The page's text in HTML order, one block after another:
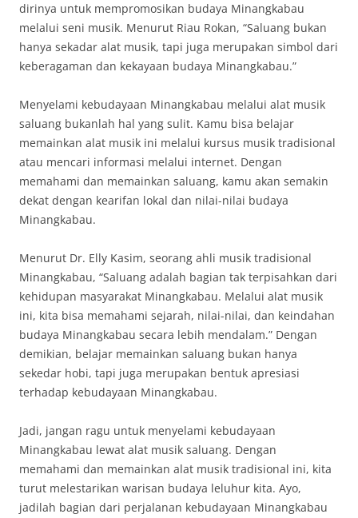
dirinya untuk mempromosikan budaya Minangkabau
melalui seni musik. Menurut Riau Rokan, “Saluang bukan
hanya sekadar alat musik, tapi juga merupakan simbol dari
keberagaman dan kekayaan budaya Minangkabau.”
Menyelami kebudayaan Minangkabau melalui alat musik
saluang bukanlah hal yang sulit. Kamu bisa belajar
memainkan alat musik ini melalui kursus musik tradisional
atau mencari informasi melalui internet. Dengan
memahami dan memainkan saluang, kamu akan semakin
dekat dengan kearifan lokal dan nilai-nilai budaya
Minangkabau.
Menurut Dr. Elly Kasim, seorang ahli musik tradisional
Minangkabau, “Saluang adalah bagian tak terpisahkan dari
kehidupan masyarakat Minangkabau. Melalui alat musik
ini, kita bisa memahami sejarah, nilai-nilai, dan keindahan
budaya Minangkabau secara lebih mendalam.” Dengan
demikian, belajar memainkan saluang bukan hanya
sekedar hobi, tapi juga merupakan bentuk apresiasi
terhadap kebudayaan Minangkabau.
Jadi, jangan ragu untuk menyelami kebudayaan
Minangkabau lewat alat musik saluang. Dengan
memahami dan memainkan alat musik tradisional ini, kita
turut melestarikan warisan budaya leluhur kita. Ayo,
jadilah bagian dari perjalanan kebudayaan Minangkabau